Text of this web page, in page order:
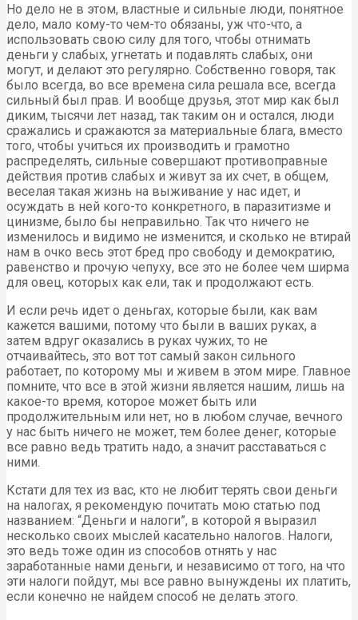
Но дело не в этом, властные и сильные люди, понятное
дело, мало кому-то чем-то обязаны, уж что-что, а
использовать свою силу для того, чтобы отнимать
деньги у слабых, угнетать и подавлять слабых, они
могут, и делают это регулярно. Собственно говоря, так
было всегда, во все времена сила решала все, всегда
сильный был прав. И вообще друзья, этот мир как был
диким, тысячи лет назад, так таким он и остался, люди
сражались и сражаются за материальные блага, вместо
того, чтобы учиться их производить и грамотно
распределять, сильные совершают противоправные
действия против слабых и живут за их счет, в общем,
веселая такая жизнь на выживание у нас идет, и
осуждать в ней кого-то конкретного, в паразитизме и
цинизме, было бы неправильно. Так что ничего не
изменилось и видимо не изменится, и сколько не втирай
нам в очко весь этот бред про свободу и демократию,
равенство и прочую чепуху, все это не более чем ширма
для овец, которых как ели, так и продолжают есть.
И если речь идет о деньгах, которые были, как вам
кажется вашими, потому что были в ваших руках, а
затем вдруг оказались в руках чужих, то не
отчаивайтесь, это вот тот самый закон сильного
работает, по которому мы и живем в этом мире. Главное
помните, что все в этой жизни является нашим, лишь на
какое-то время, которое может быть или
продолжительным или нет, но в любом случае, вечного
у нас быть ничего не может, тем более денег, которые
все равно ведь тратить надо, а значит расставаться с
ними.
Кстати для тех из вас, кто не любит терять свои деньги
на налогах, я рекомендую почитать мою статью под
названием: “Деньги и налоги”, в которой я выразил
несколько своих мыслей касательно налогов. Налоги,
это ведь тоже один из способов отнять у нас
заработанные нами деньги, и независимо от того, на что
эти налоги пойдут, мы все равно вынуждены их платить,
если конечно не найдем способ не делать этого.